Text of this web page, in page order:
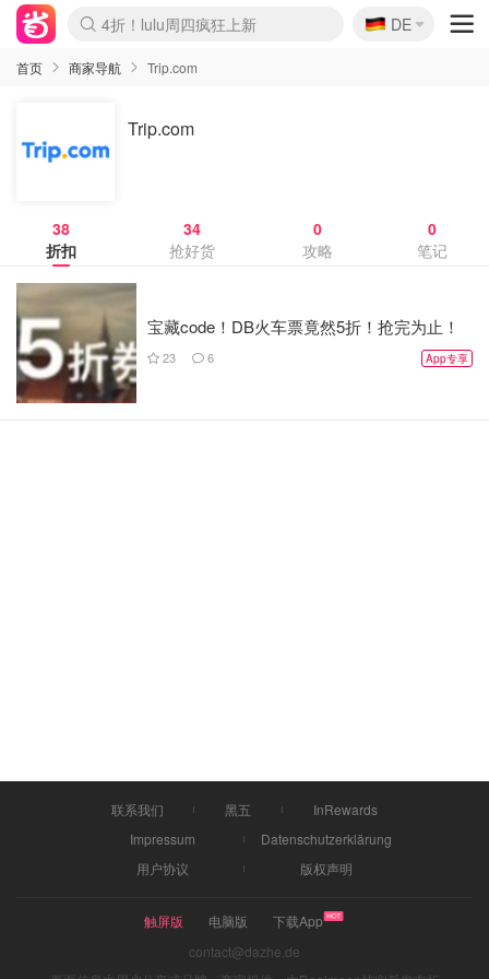
Boticinal 夏促开抢！
4折！lulu周四疯狂上新
还没结束！&OtherStories大促
Joybuy变相75折 随时失效
速领！Stanley独家85折
疑似霸哥！Camper额外叠85折
Zalando 奥莱闪促！每日更新
Moncler反季囤！5折起+叠9折
Coach Brooklyn仅€192
🇩🇪
DE
首页 商家导航 Trip.com
Trip.com
38
折扣
34
抢好货
0
攻略
0
笔记
宝藏code！DB火车票竟然5折！抢完为止！
23 6 App专享
联系我们 黑五
InRewards
Impressum
Datenschutzerklärung
用户协议
版权声明
触屏版 电脑版
下载App
contact@dazhe.de